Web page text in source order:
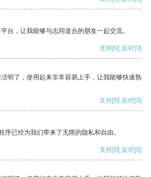
台，让我能够与志同道合的朋友一起交流。
支持[0] 反对[0]
明了，使用起来非常容易上手，让我能够快速熟
支持[0] 反对[0]
序已经为我们带来了无限的隐私和自由。
支持[0] 反对[0]